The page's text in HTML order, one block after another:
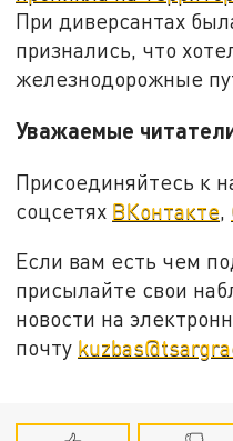
При диверсантах
признались, что
железнодорожные
Уважаемые
Присоединяйтесь к
соцсетях ВКонтакте
Если вам есть чем
присылайте свои
новости на
почту